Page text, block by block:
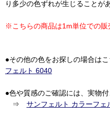
り多少の色ずれが生じることが
※こちらの商品は1m単位での販
●その他の色をお探しの場合
フェルト 6040
●色や質感のご確認には、実物
⇒ サンフェルト カラーフェ